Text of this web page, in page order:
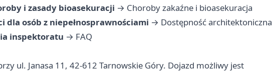
i zasady bioasekuracji → Choroby zakaźne i bioasekuracja
dla osób z niepełnosprawnościami → Dostępność architektoniczna
inspektoratu → FAQ
ul. Janasa 11, 42-612 Tarnowskie Góry. Dojazd możliwy jest